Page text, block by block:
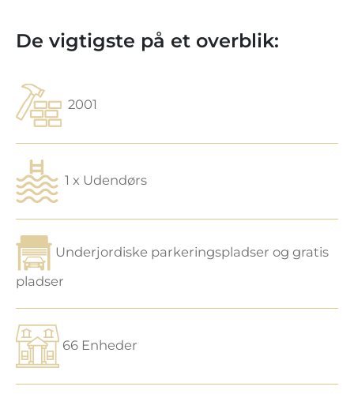
De vigtigste på et overblik:
2001
1 x Udendørs
Underjordiske parkeringspladser og gratis
pladser
66 Enheder